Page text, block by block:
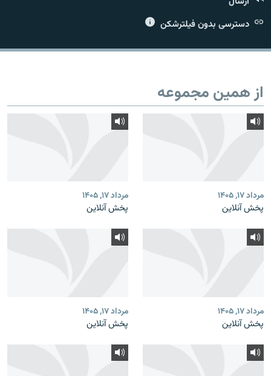
دسترسی بدون فیلترشکن
از همین مجموعه
مرداد ۱۷, ۱۴۰۵
پخش آنلاین
مرداد ۱۷, ۱۴۰۵
پخش آنلاین
مرداد ۱۷, ۱۴۰۵
پخش آنلاین
مرداد ۱۷, ۱۴۰۵
پخش آنلاین